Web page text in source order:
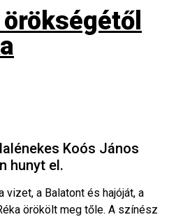
Koós János
hunyt el.
vizet, a Balatont és hajóját, a
örökölt meg tőle. A színész